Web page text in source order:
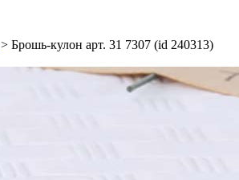
> Брошь-кулон арт. 31 7307 (id 240313)